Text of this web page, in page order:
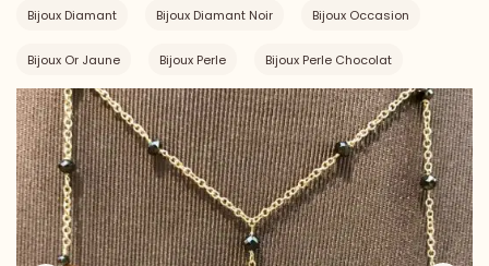
Bijoux Diamant Bijoux Diamant Noir Bijoux Occasion
Bijoux Or Jaune Bijoux Perle Bijoux Perle Chocolat